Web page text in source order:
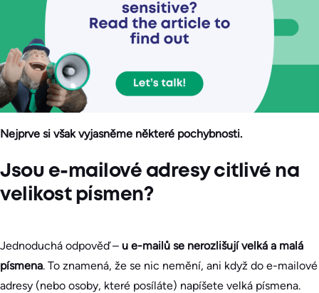
Nejprve si však vyjasněme některé pochybnosti.
Jsou e-mailové adresy citlivé na
velikost písmen?
Jednoduchá odpověď – u e-mailů se nerozlišují velká a malá
písmena. To znamená, že se nic nemění, ani když do e-mailové
adresy (nebo osoby, které posíláte) napíšete velká písmena.